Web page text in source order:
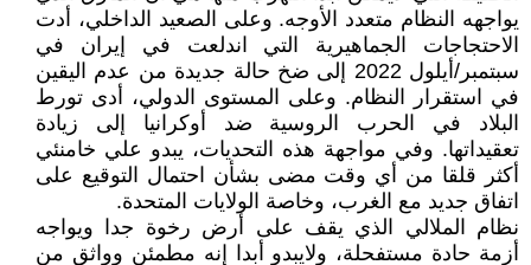
يواجهه النظام متعدد الأوجه. وعلى الصعيد الداخلي، أدت
الاحتجاجات الجماهيرية التي اندلعت في إيران في
سبتمبر/أيلول 2022 إلى ضخ حالة جديدة من عدم اليقين
في استقرار النظام. وعلى المستوى الدولي، أدى تورط
البلاد في الحرب الروسية ضد أوكرانيا إلى زيادة
تعقيداتها. وفي مواجهة هذه التحديات، يبدو علي خامنئي
أكثر قلقا من أي وقت مضى بشأن احتمال التوقيع على
اتفاق جديد مع الغرب، وخاصة الولايات المتحدة.
نظام الملالي الذي يقف على أرض رخوة جدا ويواجه
أزمة حادة مستفحلة، ولايبدو أبدا إنه مطمئن وواثق من